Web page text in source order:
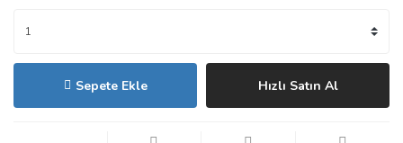
Sepete Ekle Hızlı Satın Al